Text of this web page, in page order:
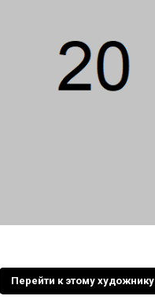
Перейти к этому художнику